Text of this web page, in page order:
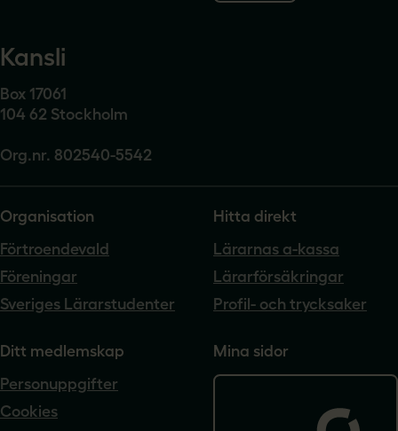
Kansli
Box 17061
104 62 Stockholm
Org.nr. 802540-5542
Organisation
Förtroendevald
Föreningar
Sveriges Lärarstudenter
Hitta direkt
Lärarnas a-kassa
Lärarförsäkringar
Profil- och trycksaker
Ditt medlemskap
Personuppgifter
Cookies
Mina sidor